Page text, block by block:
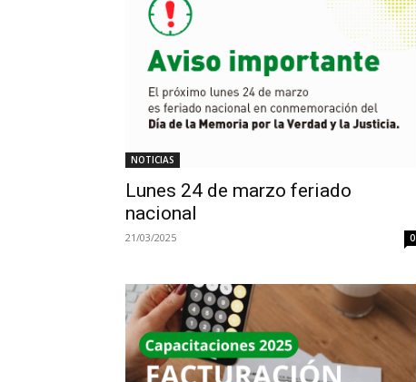
NOTICIAS
Lunes 24 de marzo feriado
nacional
21/03/2025 0